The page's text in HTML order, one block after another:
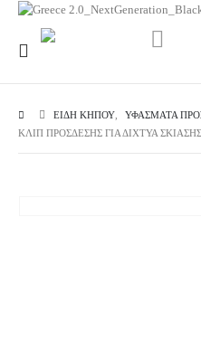
ΕΊΔΗ ΚΉΠΟΥ ΥΦΆΣΜΑΤΑ
ΚΛΊΠ ΠΡΌΣΔΕΣΗΣ ΓΙΑ ΔΊΧΤΥΑ